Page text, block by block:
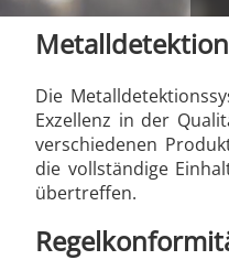
THS/FBB
THS
Die
Exzellenz in der
verschiedenen
die vollständige
übertreffen.